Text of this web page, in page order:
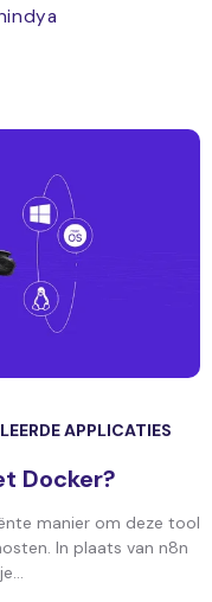
APPLICATIES
Docker?
manier om deze tool
In plaats van n8n